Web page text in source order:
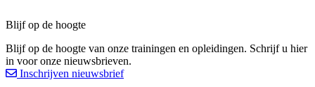
Blijf op de hoogte
Blijf op de hoogte van onze trainingen en opleidingen. Schrijf u hier
in voor onze nieuwsbrieven.
Inschrijven nieuwsbrief